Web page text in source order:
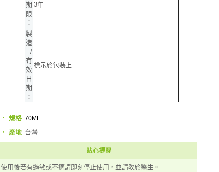
期
限
：
3年
製
造
/
有
效
日
期
：
標示於包裝上
‧ 規格 70ML
‧ 產地 台灣
貼心提醒
使用後若有過敏或不適請即刻停止使用，並請教於醫生。